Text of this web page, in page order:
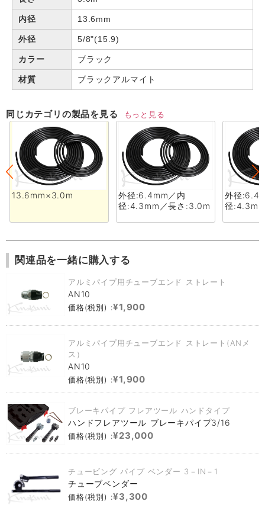
内径 13.6mm
外径 5/8"(15.9)
カラー ブラック
材質 ブラックアルマイト
同じカテゴリの製品を見る もっと見る
13.6mm×3.0m
外径:6.4mm／内
径:4.3mm／長さ:3.0m
外径
径
関連品を一緒に購入する
アルミパイプ用チューブエンド ストレート
AN10
価格(税別) :¥1,900
アルミパイプ用チューブエンド ストレート(ANメ
ス）
AN10
価格(税別) :¥1,900
ブレーキパイプ フレアツール ハンドタイプ
ハンドフレアツール ブレーキパイプ3/16
価格(税別) :¥23,000
チュービング パイプ ベンダー 3－IN－1
チューブベンダー
価格(税別) :¥3,300